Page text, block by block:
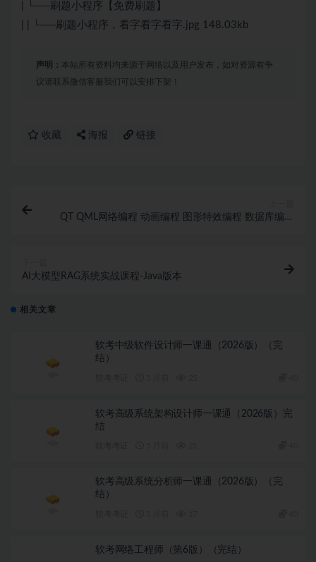
| └──刷题小程序【免费刷题】
| | └──刷题小程序，看字看字看字.jpg 148.03kb
声明： 本站所有资料均来源于网络以及用户发布，如对资源有争
议请联系微信客服我们可以安排下架！
收藏 海报 链接
QT QML网络编程 动画编程 图形特效编程 数据库编程
AI大模型RAG系统实战课程-Java版本
相关文章
软考中级软件设计师一课通（2026版）（完
结）
软考高级系统架构设计师一课通（2026版）完
结
软考高级系统分析师一课通（2026版）（完
结）
软考网络工程师（第6版）（完结）